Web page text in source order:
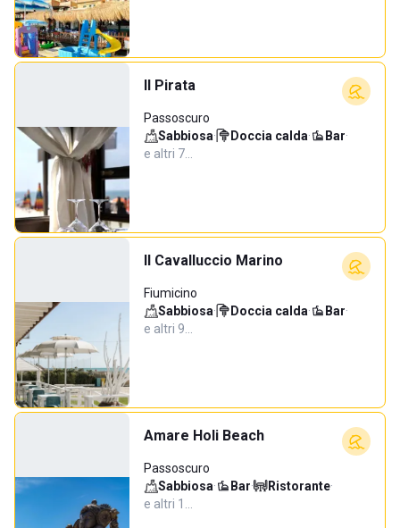
Il Pirata
Passoscuro
Sabbiosa· Doccia calda· Bar·
e altri 7…
Il Cavalluccio Marino
Fiumicino
Sabbiosa· Doccia calda· Bar·
e altri 9…
Amare Holi Beach
Passoscuro
Sabbiosa· Bar· Ristorante·
e altri 1…